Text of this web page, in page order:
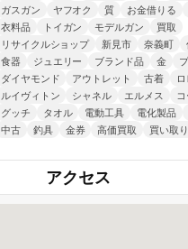
ガスガン
ヤフオク 質 お金借りる
衣料品
トイガン モデルガン
買取
リサイクルショップ
新見市 奈義町
食器
ジュエリー ブランド品 金
ダイヤモンド
アウトレット 古着
ルイヴィトン
シャネル エルメス
グッチ
タオル 電動工具 電化製品
中古
釣具 金券 高価買取 買い取り
アクセス